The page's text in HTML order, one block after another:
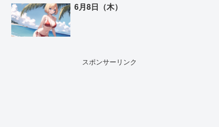
6月8日（木）
スポンサーリンク